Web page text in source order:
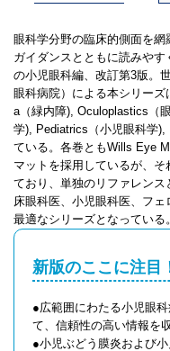
眼科学分野の臨床的側面を
ガイダンスとともに読みや
の小児眼科編、改訂第3版。
眼科病院）による本シリー
a（緑内障), Oculoplastics（
学), Pediatrics（小児眼科学
ている。各巻ともWills Eye
マットを採用しているが、
ており、単独のリファレン
床眼科医、小児眼科医、フェ
最適なシリーズとなっている。
新版のここに注目
●広範囲にわたる小児眼
て、信頼性の高い情報を
●小児ぶどう膜炎および